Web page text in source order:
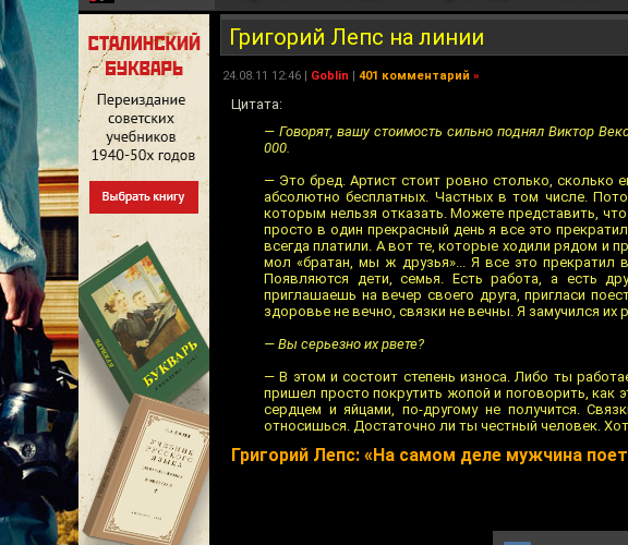
Григорий Лепс на линии
24.08.11 12:46 | Goblin | 401 комментарий »
Цитата:
— Говорят, вашу стоимость сильно поднял Виктор
000.
— Это бред. Артист стоит ровно столько, сколько
абсолютно бесплатных. Частных в том числе.
которым нельзя отказать. Можете представить,
просто в один прекрасный день я все это
всегда платили. А вот те, которые ходили рядом и
мол «братан, мы ж друзья»... Я все это прекратил
Появляются дети, семья. Есть работа, а есть
приглашаешь на вечер своего друга, пригласи
здоровье не вечно, связки не вечны. Я замучился
— Вы серьезно их рвете?
— В этом и состоит степень износа. Либо ты
пришел просто покрутить жопой и поговорить,
сердцем и яйцами, по-другому не получится.
относишься. Достаточно ли ты честный человек.
Григорий Лепс: «На самом деле мужчина